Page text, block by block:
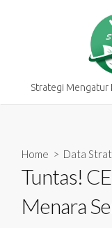
Strategi Mengatur
Home > Data
Tuntas!
Menara